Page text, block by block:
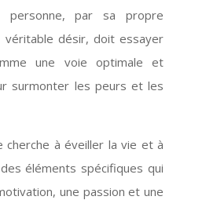
personne, par sa propre
désir, doit essayer
une voie optimale et
surmonter les peurs et les
cherche à éveiller la vie et à
éléments spécifiques qui
une passion et une